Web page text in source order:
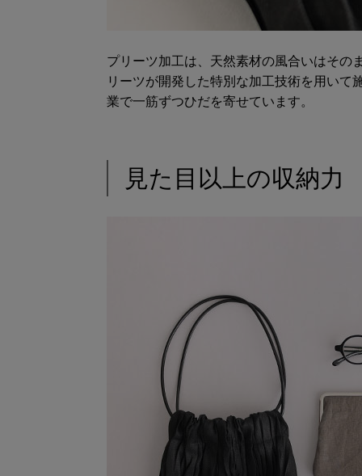
プリーツ加工は、天然素材の風合いはその
リーツが開発した特別な加工技術を用いて
業で一筋ずつひだを寄せています。
見た目以上の収納力